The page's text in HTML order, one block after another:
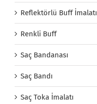
Reflektörlü Buff İmalatı
Renkli Buff
Saç Bandanası
Saç Bandı
Saç Toka İmalatı